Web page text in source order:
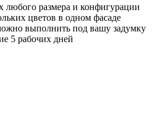
любого размера и конфигурации
цветов в одном фасаде
выполнить под вашу задумку
5 рабочих дней